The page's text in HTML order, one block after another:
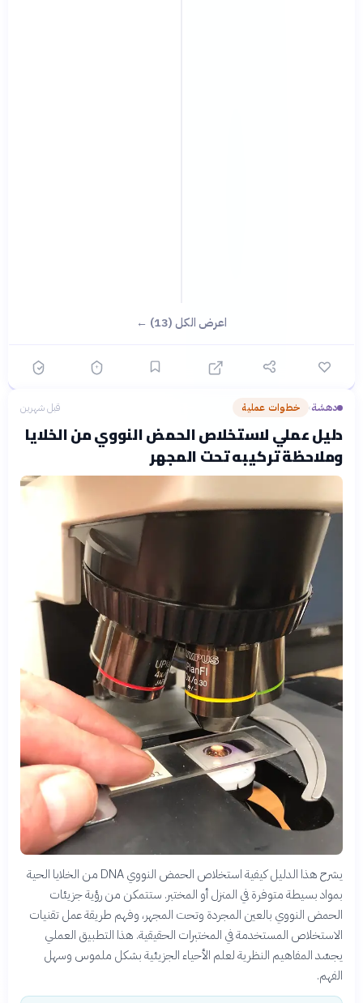
اعرض الكل (13) ←
دهشة› خطوات عملية قبل شهرين
دليل عملي لاستخلاص الحمض النووي من الخلايا
وملاحظة تركيبه تحت المجهر
يشرح هذا الدليل كيفية استخلاص الحمض النووي DNA من الخلايا الحية
بمواد بسيطة متوفرة في المنزل أو المختبر. ستتمكن من رؤية جزيئات
الحمض النووي بالعين المجردة وتحت المجهر، وفهم طريقة عمل تقنيات
الاستخلاص المستخدمة في المختبرات الحقيقية. هذا التطبيق العملي
يجسّد المفاهيم النظرية لعلم الأحياء الجزيئية بشكل ملموس وسهل
الفهم.